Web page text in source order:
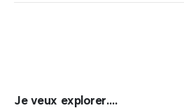
Je veux explorer….